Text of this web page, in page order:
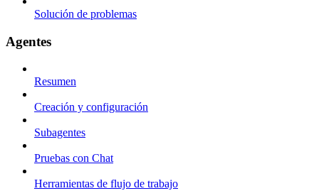
Solución de problemas
Agentes
Resumen
Creación y configuración
Subagentes
Pruebas con Chat
Herramientas de flujo de trabajo